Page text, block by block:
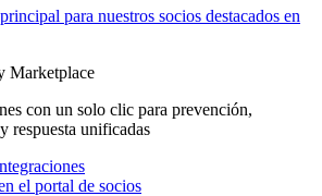
para nuestros socios destacados en
Marketplace
con un solo clic para prevención,
respuesta unificadas
el portal de socios